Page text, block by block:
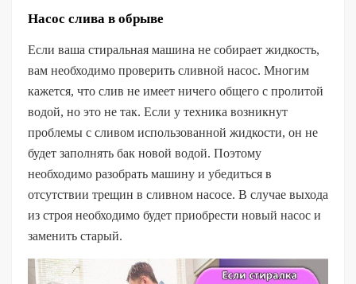
Насос слива в обрыве
Если ваша стиральная машина не собирает жидкость,
вам необходимо проверить сливной насос. Многим
кажется, что слив не имеет ничего общего с пролитой
водой, но это не так. Если у техника возникнут
проблемы с сливом использованной жидкости, он не
будет заполнять бак новой водой. Поэтому
необходимо разобрать машину и убедиться в
отсутствии трещин в сливном насосе. В случае выхода
из строя необходимо будет приобрести новый насос и
заменить старый.